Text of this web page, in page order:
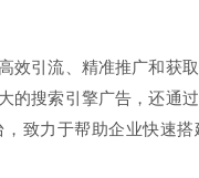
效引流、精准推广和获
的搜索引擎广告，还通
致力于帮助企业快速